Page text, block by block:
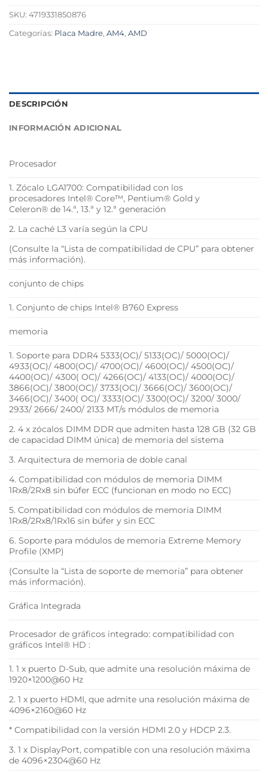
SKU: 4719331850876
Categorías: Placa Madre, AM4, AMD
DESCRIPCIÓN
INFORMACIÓN ADICIONAL
Procesador
1. Zócalo LGA1700: Compatibilidad con los
procesadores Intel® Core™, Pentium® Gold y
Celeron® de 14.ª, 13.ª y 12.ª generación
2. La caché L3 varía según la CPU
(Consulte la “Lista de compatibilidad de CPU” para obtener
más información).
conjunto de chips
1. Conjunto de chips Intel® B760 Express
memoria
1. Soporte para DDR4 5333(OC)/ 5133(OC)/ 5000(OC)/
4933(OC)/ 4800(OC)/ 4700(OC)/ 4600(OC)/ 4500(OC)/
4400(OC)/ 4300( OC)/ 4266(OC)/ 4133(OC)/ 4000(OC)/
3866(OC)/ 3800(OC)/ 3733(OC)/ 3666(OC)/ 3600(OC)/
3466(OC)/ 3400( OC)/ 3333(OC)/ 3300(OC)/ 3200/ 3000/
2933/ 2666/ 2400/ 2133 MT/s módulos de memoria
2. 4 x zócalos DIMM DDR que admiten hasta 128 GB (32 GB
de capacidad DIMM única) de memoria del sistema
3. Arquitectura de memoria de doble canal
4. Compatibilidad con módulos de memoria DIMM
1Rx8/2Rx8 sin búfer ECC (funcionan en modo no ECC)
5. Compatibilidad con módulos de memoria DIMM
1Rx8/2Rx8/1Rx16 sin búfer y sin ECC
6. Soporte para módulos de memoria Extreme Memory
Profile (XMP)
(Consulte la “Lista de soporte de memoria” para obtener
más información).
Gráfica Integrada
Procesador de gráficos integrado: compatibilidad con
gráficos Intel® HD :
1. 1 x puerto D-Sub, que admite una resolución máxima de
1920×1200@60 Hz
2. 1 x puerto HDMI, que admite una resolución máxima de
4096×2160@60 Hz
* Compatibilidad con la versión HDMI 2.0 y HDCP 2.3.
3. 1 x DisplayPort, compatible con una resolución máxima
de 4096×2304@60 Hz